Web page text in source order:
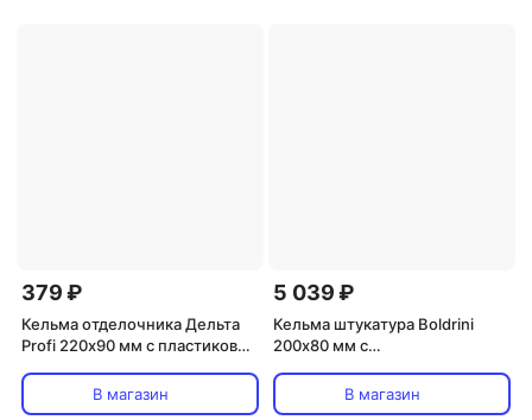
379 ₽
Кельма отделочника Дельта
Profi 220х90 мм с пластиковой
В магазин
5 039 ₽
Кельма штукатура Boldrini
200х80 мм с
В магазин